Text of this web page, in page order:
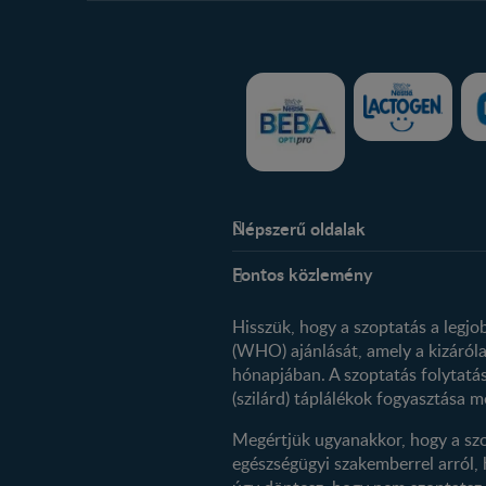
Népszerű oldalak
Kapcsolat
Történetünk
Fontos közlemény
Hisszük, hogy a szoptatás a
(WHO) ajánlását, amely a
hónapjában. A szoptatás
(szilárd) táplálékok fogyasztása
Megértjük ugyanakkor, hogy a
egészségügyi szakemberrel